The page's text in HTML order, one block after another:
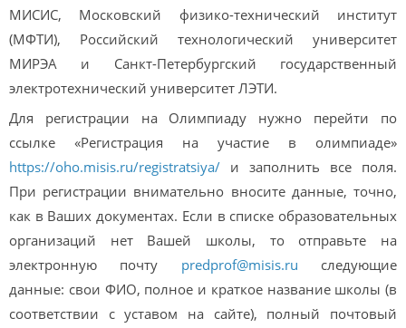
МИСИС, Московский физико-технический институт
(МФТИ), Российский технологический университет
МИРЭА и Санкт-Петербургский государственный
электротехнический университет ЛЭТИ.
Для регистрации на Олимпиаду нужно перейти по
ссылке «Регистрация на участие в олимпиаде»
https://oho.misis.ru/registratsiya/ и заполнить все поля.
При регистрации внимательно вносите данные, точно,
как в Ваших документах. Если в списке образовательных
организаций нет Вашей школы, то отправьте на
электронную почту predprof@misis.ru следующие
данные: свои ФИО, полное и краткое название школы (в
соответствии с уставом на сайте), полный почтовый